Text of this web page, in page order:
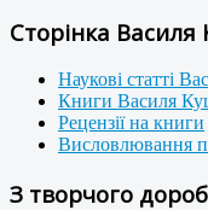
Сторінка
Наукові статті
Книги Василя
Рецензії на книги
Висловлювання
З творчого